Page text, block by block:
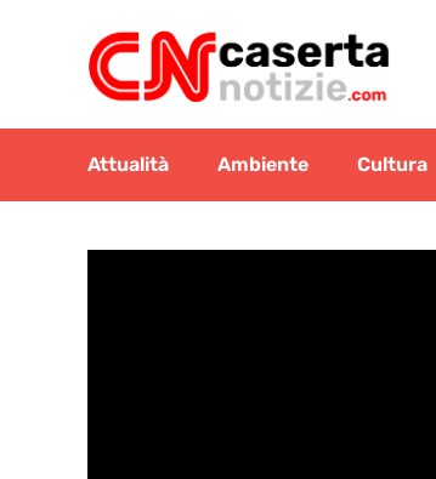
contenuto
Attualità Ambiente Cultura